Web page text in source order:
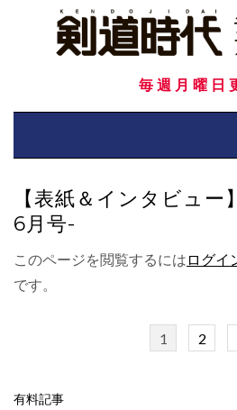
毎週月曜日
【表紙＆インタビュ
6月号-
このページを閲覧するには ログイ
です。
1 2
有料記事